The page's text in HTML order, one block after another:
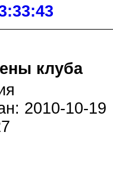
клуба
2010-10-19